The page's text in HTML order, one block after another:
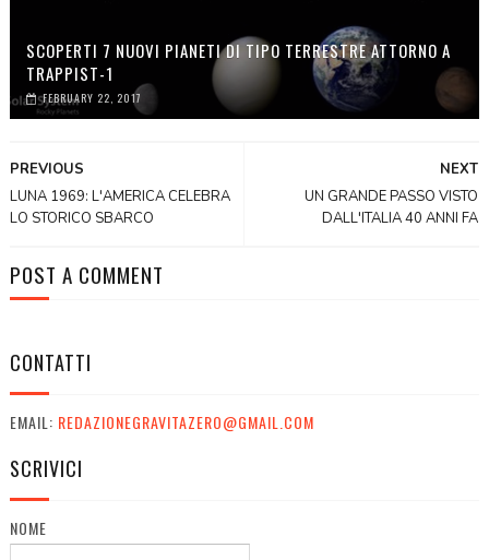
SCOPERTI 7 NUOVI PIANETI DI TIPO TERRESTRE ATTORNO A
TRAPPIST-1
FEBRUARY 22, 2017
NEXT
UN GRANDE PASSO VISTO
DALL'ITALIA 40 ANNI FA
PREVIOUS
LUNA 1969: L'AMERICA CELEBRA
LO STORICO SBARCO
POST A COMMENT
CONTATTI
EMAIL: REDAZIONEGRAVITAZERO@GMAIL.COM
SCRIVICI
NOME